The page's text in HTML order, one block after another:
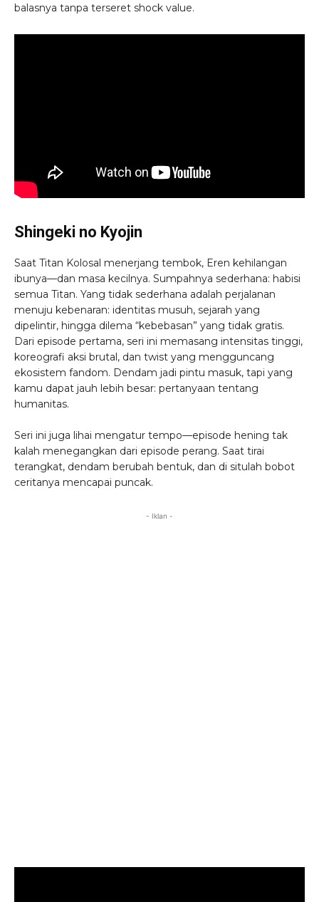
balasnya tanpa terseret shock value.
Shingeki no Kyojin
Saat Titan Kolosal menerjang tembok, Eren kehilangan
ibunya—dan masa kecilnya. Sumpahnya sederhana: habisi
semua Titan. Yang tidak sederhana adalah perjalanan
menuju kebenaran: identitas musuh, sejarah yang
dipelintir, hingga dilema “kebebasan” yang tidak gratis.
Dari episode pertama, seri ini memasang intensitas tinggi,
koreografi aksi brutal, dan twist yang mengguncang
ekosistem fandom. Dendam jadi pintu masuk, tapi yang
kamu dapat jauh lebih besar: pertanyaan tentang
humanitas.
Seri ini juga lihai mengatur tempo—episode hening tak
kalah menegangkan dari episode perang. Saat tirai
terangkat, dendam berubah bentuk, dan di situlah bobot
ceritanya mencapai puncak.
- Iklan -